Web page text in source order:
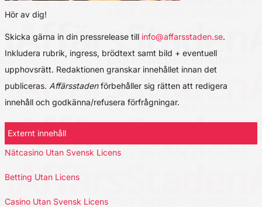
Hör av dig!
Skicka gärna in din pressrelease till info@affarsstaden.se.
Inkludera rubrik, ingress, brödtext samt bild + eventuell
upphovsrätt. Redaktionen granskar innehållet innan det
publiceras. Affärsstadenförbehåller sig rätten att redigera
innehåll och godkänna/refusera förfrågningar.
Externt innehåll
Nätcasino Utan Svensk Licens
Betting Utan Licens
Casino Utan Svensk Licens